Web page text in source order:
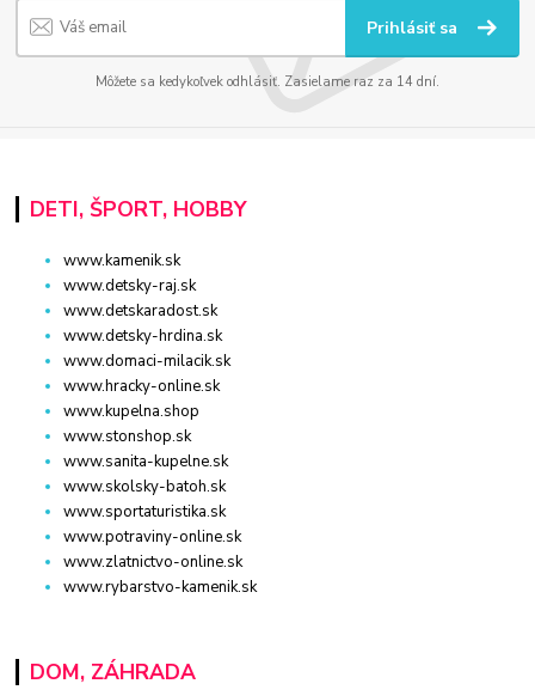
Prihlásiť sa
Môžete sa kedykoľvek odhlásiť. Zasielame raz za 14 dní.
DETI, ŠPORT, HOBBY
www.kamenik.sk
www.detsky-raj.sk
www.detskaradost.sk
www.detsky-hrdina.sk
www.domaci-milacik.sk
www.hracky-online.sk
www.kupelna.shop
www.stonshop.sk
www.sanita-kupelne.sk
www.skolsky-batoh.sk
www.sportaturistika.sk
www.potraviny-online.sk
www.zlatnictvo-online.sk
www.rybarstvo-kamenik.sk
DOM, ZÁHRADA